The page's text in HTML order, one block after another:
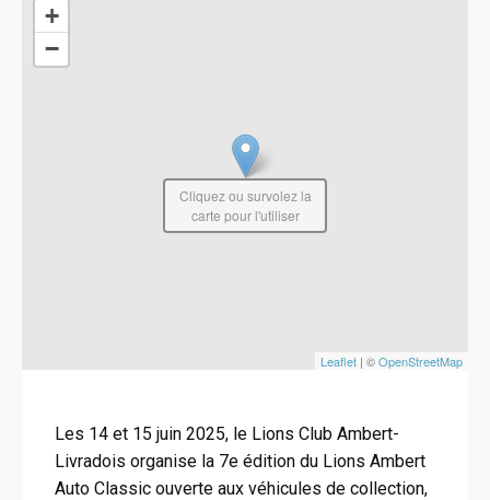
+
−
Leaflet | ©OpenStreetMap
Cliquez ou survolez la
carte pour l'utiliser
Les 14 et 15 juin 2025, le Lions Club Ambert-
Livradois organise la 7e édition du Lions Ambert
Auto Classic ouverte aux véhicules de collection,